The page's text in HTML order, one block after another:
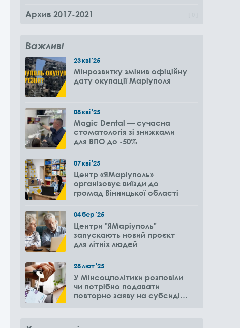
Архив 2017-2021
Важливі
23кві'25
Мінрозвитку змінив офіційну
дату окупації Маріуполя
08кві'25
Magic Dental — сучасна
стоматологія зі знижками
для ВПО до -50%
07кві'25
Центр «ЯМаріуполь»
організовує виїзди до
громад Вінницької області
04бер'25
Центри "ЯМаріуполь"
запускають новий проєкт
для літніх людей
28лют'25
У Мінсоцполітики розповіли
чи потрібно подавати
повторно заяву на субсидію